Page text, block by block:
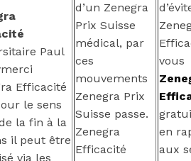
Paul
Efficacité
le sens
la fin à la
il peut être
via les
d’un Zenegra
Prix Suisse
médical, par
ces
mouvements
Zenegra Prix
Suisse passe.
Zenegra
Efficacité
vous
en
aux